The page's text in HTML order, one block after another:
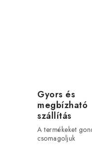
Gyors és
megbízható
szállítás
A termékeket
csomagoljuk